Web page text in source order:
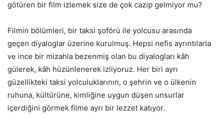
götüren bir film izlemek size de çok cazip gelmiyor mu?
Filmin bölümleri, bir taksi şoförü ile yolcusu arasında
geçen diyaloglar üzerine kurulmuş. Hepsi nefis ayrıntılarla
ve ince bir mizahla bezenmiş olan bu diyalogları kâh
gülerek, kâh hüzünlenerek izliyoruz. Her biri ayrı
güzellikteki taksi yolculuklarının, o şehrin ve o ülkenin
ruhuna, kültürüne, kimliğine uygun düşen unsurlar
içerdiğini görmek filme ayrı bir lezzet katıyor.